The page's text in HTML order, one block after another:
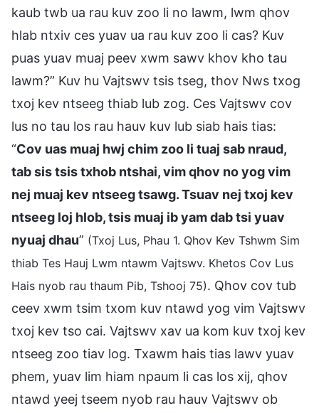
kaub twb ua rau kuv zoo li no lawm, lwm qhov
hlab ntxiv ces yuav ua rau kuv zoo li cas? Kuv
puas yuav muaj peev xwm sawv khov kho tau
lawm?” Kuv hu Vajtswv tsis tseg, thov Nws txog
txoj kev ntseeg thiab lub zog. Ces Vajtswv cov
lus no tau los rau hauv kuv lub siab hais tias:
“Cov uas muaj hwj chim zoo li tuaj sab nraud,
tab sis tsis txhob ntshai, vim qhov no yog vim
nej muaj kev ntseeg tsawg. Tsuav nej txoj kev
ntseeg loj hlob, tsis muaj ib yam dab tsi yuav
nyuaj dhau” (Txoj Lus, Phau 1. Qhov Kev Tshwm Sim
thiab Tes Hauj Lwm ntawm Vajtswv. Khetos Cov Lus
Hais nyob rau thaum Pib, Tshooj 75). Qhov cov tub
ceev xwm tsim txom kuv ntawd yog vim Vajtswv
txoj kev tso cai. Vajtswv xav ua kom kuv txoj kev
ntseeg zoo tiav log. Txawm hais tias lawv yuav
phem, yuav lim hiam npaum li cas los xij, qhov
ntawd yeej tseem nyob rau hauv Vajtswv ob